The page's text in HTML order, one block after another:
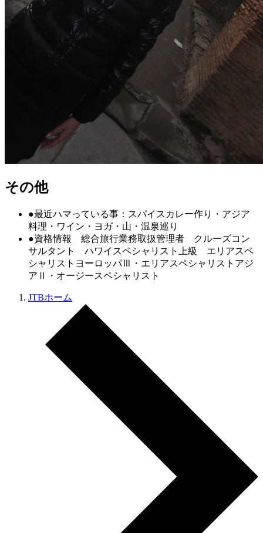
その他
●最近ハマっている事：スパイスカレー作り・アジア
料理・ワイン・ヨガ・山・温泉巡り
●資格情報 総合旅行業務取扱管理者 クルーズコン
サルタント ハワイスペシャリスト上級 エリアスペ
シャリストヨーロッパⅢ・エリアスペシャリストアジ
アⅡ・オージースペシャリスト
JTBホーム